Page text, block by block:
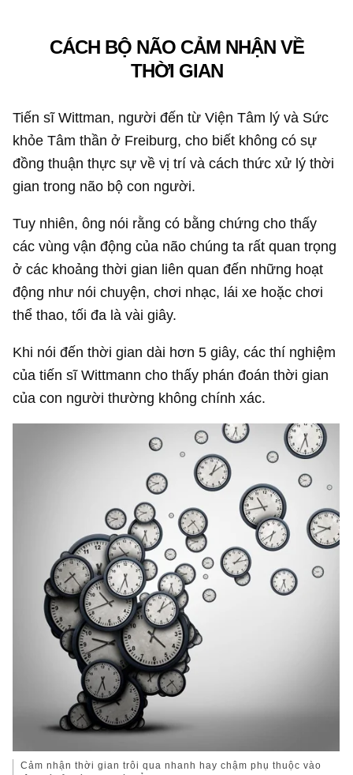
CÁCH BỘ NÃO CẢM NHẬN VỀ
THỜI GIAN
Tiến sĩ Wittman, người đến từ Viện Tâm lý và Sức
khỏe Tâm thần ở Freiburg, cho biết không có sự
đồng thuận thực sự về vị trí và cách thức xử lý thời
gian trong não bộ con người.
Tuy nhiên, ông nói rằng có bằng chứng cho thấy
các vùng vận động của não chúng ta rất quan trọng
ở các khoảng thời gian liên quan đến những hoạt
động như nói chuyện, chơi nhạc, lái xe hoặc chơi
thể thao, tối đa là vài giây.
Khi nói đến thời gian dài hơn 5 giây, các thí nghiệm
của tiến sĩ Wittmann cho thấy phán đoán thời gian
của con người thường không chính xác.
Cảm nhận thời gian trôi qua nhanh hay chậm phụ thuộc vào